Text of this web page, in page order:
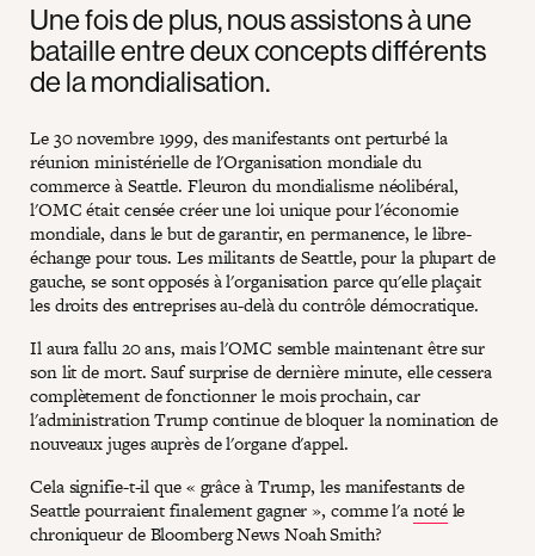
Une fois de plus, nous assistons à une
bataille entre deux concepts différents
de la mondialisation.
Le 30 novembre 1999, des manifestants ont perturbé la
réunion ministérielle de l'Organisation mondiale du
commerce à Seattle. Fleuron du mondialisme néolibéral,
l'OMC était censée créer une loi unique pour l'économie
mondiale, dans le but de garantir, en permanence, le libre-
échange pour tous. Les militants de Seattle, pour la plupart de
gauche, se sont opposés à l'organisation parce qu'elle plaçait
les droits des entreprises au-delà du contrôle démocratique.
Il aura fallu 20 ans, mais l'OMC semble maintenant être sur
son lit de mort. Sauf surprise de dernière minute, elle cessera
complètement de fonctionner le mois prochain, car
l'administration Trump continue de bloquer la nomination de
nouveaux juges auprès de l'organe d'appel.
Cela signifie-t-il que « grâce à Trump, les manifestants de
Seattle pourraient finalement gagner », comme l'anotéle
chroniqueur de Bloomberg News Noah Smith?